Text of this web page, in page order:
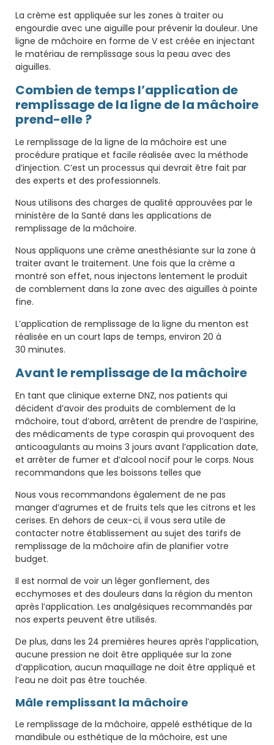
La crème est appliquée sur les zones à traiter ou
engourdie avec une aiguille pour prévenir la douleur. Une
ligne de mâchoire en forme de V est créée en injectant
le matériau de remplissage sous la peau avec des
aiguilles.
Combien de temps l’application de
remplissage de la ligne de la mâchoire
prend-elle ?
Le remplissage de la ligne de la mâchoire est une
procédure pratique et facile réalisée avec la méthode
d’injection. C’est un processus qui devrait être fait par
des experts et des professionnels.
Nous utilisons des charges de qualité approuvées par le
ministère de la Santé dans les applications de
remplissage de la mâchoire.
Nous appliquons une crème anesthésiante sur la zone à
traiter avant le traitement. Une fois que la crème a
montré son effet, nous injectons lentement le produit
de comblement dans la zone avec des aiguilles à pointe
fine.
L’application de remplissage de la ligne du menton est
réalisée en un court laps de temps, environ 20 à
30 minutes.
Avant le remplissage de la mâchoire
En tant que clinique externe DNZ, nos patients qui
décident d’avoir des produits de comblement de la
mâchoire, tout d’abord, arrêtent de prendre de l’aspirine,
des médicaments de type coraspin qui provoquent des
anticoagulants au moins 3 jours avant l’application date,
et arrêter de fumer et d’alcool nocif pour le corps. Nous
recommandons que les boissons telles que
Nous vous recommandons également de ne pas
manger d’agrumes et de fruits tels que les citrons et les
cerises. En dehors de ceux-ci, il vous sera utile de
contacter notre établissement au sujet des tarifs de
remplissage de la mâchoire afin de planifier votre
budget.
Il est normal de voir un léger gonflement, des
ecchymoses et des douleurs dans la région du menton
après l’application. Les analgésiques recommandés par
nos experts peuvent être utilisés.
De plus, dans les 24 premières heures après l’application,
aucune pression ne doit être appliquée sur la zone
d’application, aucun maquillage ne doit être appliqué et
l’eau ne doit pas être touchée.
Mâle remplissant la mâchoire
Le remplissage de la mâchoire, appelé esthétique de la
mandibule ou esthétique de la mâchoire, est une